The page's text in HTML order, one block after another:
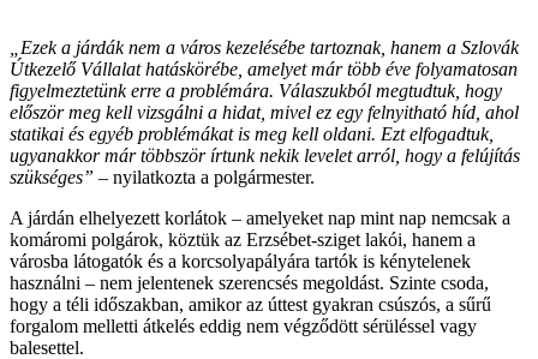
„Ezek a járdák nem a város kezelésébe tartoznak, hanem a Szlovák
Útkezelő Vállalat hatáskörébe, amelyet már több éve folyamatosan
figyelmeztetünk erre a problémára. Válaszukból megtudtuk, hogy
először meg kell vizsgálni a hidat, mivel ez egy felnyitható híd, ahol
statikai és egyéb problémákat is meg kell oldani. Ezt elfogadtuk,
ugyanakkor már többször írtunk nekik levelet arról, hogy a felújítás
szükséges” – nyilatkozta a polgármester.
A járdán elhelyezett korlátok – amelyeket nap mint nap nemcsak a
komáromi polgárok, köztük az Erzsébet-sziget lakói, hanem a
városba látogatók és a korcsolyapályára tartók is kénytelenek
használni – nem jelentenek szerencsés megoldást. Szinte csoda,
hogy a téli időszakban, amikor az úttest gyakran csúszós, a sűrű
forgalom melletti átkelés eddig nem végződött sérüléssel vagy
balesettel.